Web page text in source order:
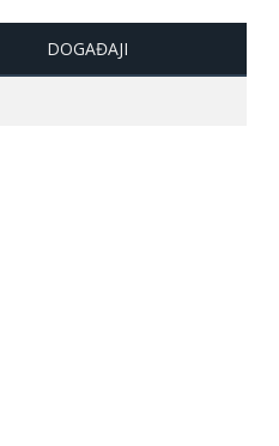
DOGAĐAJI